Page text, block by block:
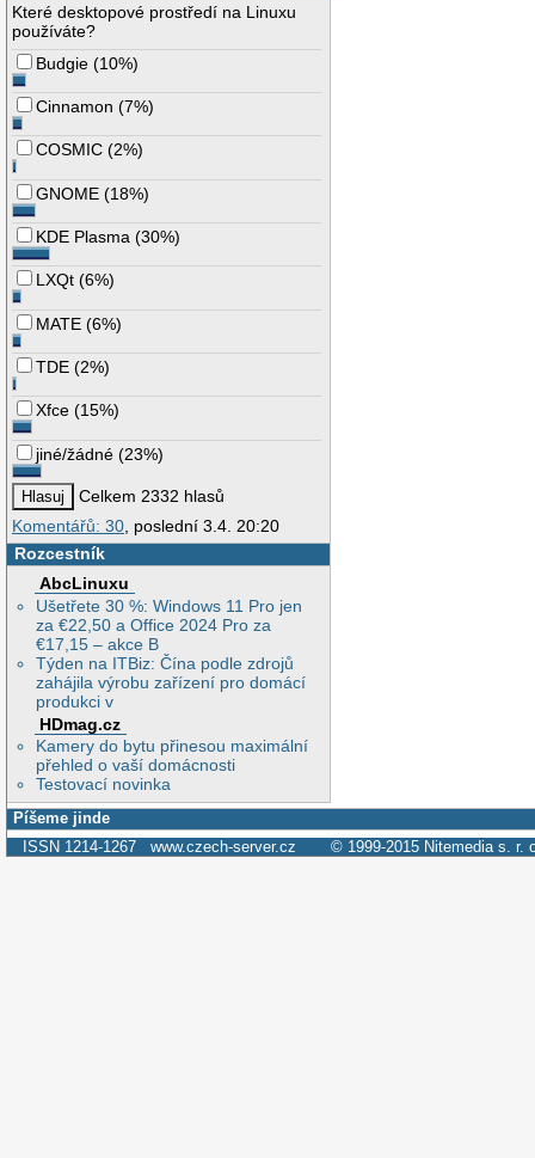
Které desktopové prostředí na Linuxu
používáte?
Budgie (10%)
Cinnamon (7%)
COSMIC (2%)
GNOME (18%)
KDE Plasma (30%)
LXQt (6%)
MATE (6%)
TDE (2%)
Xfce (15%)
jiné/žádné (23%)
Celkem 2332 hlasů
Komentářů: 30, poslední 3.4. 20:20
Rozcestník
AbcLinuxu
Ušetřete 30 %: Windows 11 Pro jen
za €22,50 a Office 2024 Pro za
€17,15 – akce B
Týden na ITBiz: Čína podle zdrojů
zahájila výrobu zařízení pro domácí
produkci v
HDmag.cz
Kamery do bytu přinesou maximální
přehled o vaší domácnosti
Testovací novinka
Píšeme jinde
ISSN 1214-1267 www.czech-server.cz © 1999-2015 Nitemedia s. r.